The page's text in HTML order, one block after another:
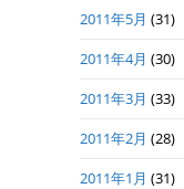
2011年5月 (31)
2011年4月 (30)
2011年3月 (33)
2011年2月 (28)
2011年1月 (31)